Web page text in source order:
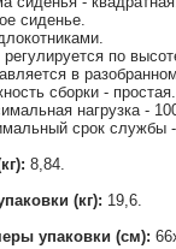
сиденье.
по
в
сборки - простая.
нагрузка -
срок службы
8,84.
(кг): 19,6.
упаковки (см):